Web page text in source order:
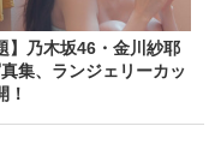
】乃木坂46・金川紗耶
集、ランジェリーカッ
！